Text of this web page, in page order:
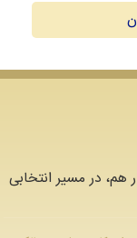
هم، در مسیر انتخابی